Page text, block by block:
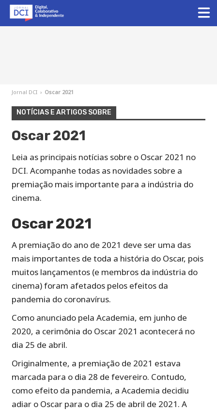
Jornal DCI › Oscar 2021
NOTÍCIAS E ARTIGOS SOBRE
Oscar 2021
Leia as principais notícias sobre o Oscar 2021 no
DCI. Acompanhe todas as novidades sobre a
premiação mais importante para a indústria do
cinema.
Oscar 2021
A premiação do ano de 2021 deve ser uma das
mais importantes de toda a história do Oscar, pois
muitos lançamentos (e membros da indústria do
cinema) foram afetados pelos efeitos da
pandemia do coronavírus.
Como anunciado pela Academia, em junho de
2020, a cerimônia do Oscar 2021 acontecerá no
dia 25 de abril.
Originalmente, a premiação de 2021 estava
marcada para o dia 28 de fevereiro. Contudo,
como efeito da pandemia, a Academia decidiu
adiar o Oscar para o dia 25 de abril de 2021. A